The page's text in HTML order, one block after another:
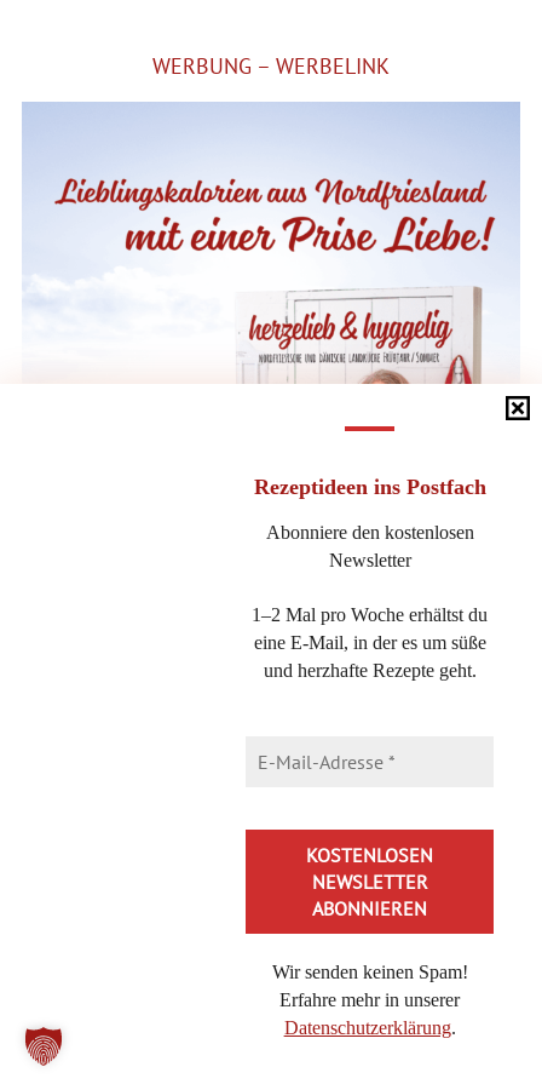
Rezeptideen ins Postfach
Abonniere den kostenlosen
Newsletter
1–2 Mal pro Woche erhältst du
eine E-Mail, in der es um süße
und herzhafte Rezepte geht.
Wir senden keinen Spam!
Erfahre mehr in unserer
Datenschutzerklärung.
WERBUNG – WERBELINK
Direkt bei BoD kaufen
DIE KATEGORIEN
NEUESTE BEITRÄGE
Brokkoli-Pasta mit Feta – ein 20-Minuten Nudelgericht
Bienenkaramell, schnelles Rezept für eine Honig-Nascherei